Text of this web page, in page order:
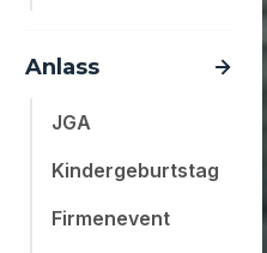
Anlass
JGA
Kindergeburtstag
Firmenevent